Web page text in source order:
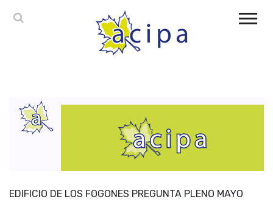
EDIFICIO DE LOS FOGONES PREGUNTA PLENO MAYO